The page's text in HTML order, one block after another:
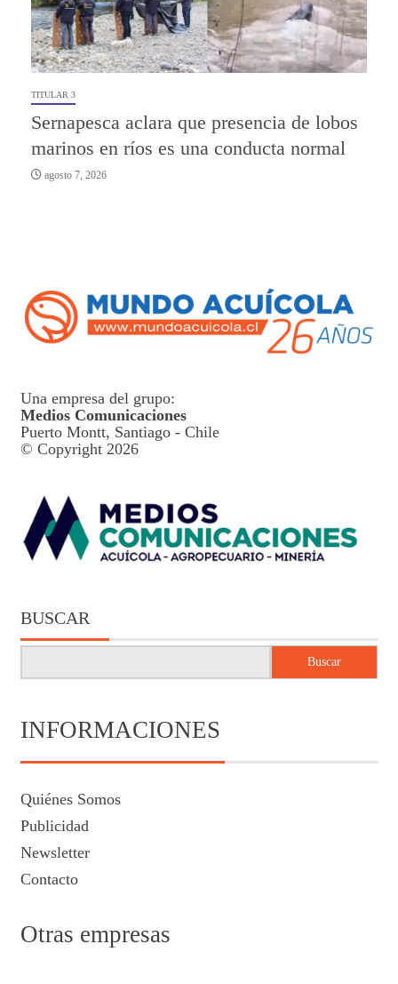
TITULAR 3
Sernapesca aclara que presencia de lobos
marinos en ríos es una conducta normal
agosto 7, 2026
Una empresa del grupo:
Medios Comunicaciones
Puerto Montt, Santiago - Chile
© Copyright 2026
BUSCAR
Buscar
INFORMACIONES
Quiénes Somos
Publicidad
Newsletter
Contacto
Otras empresas